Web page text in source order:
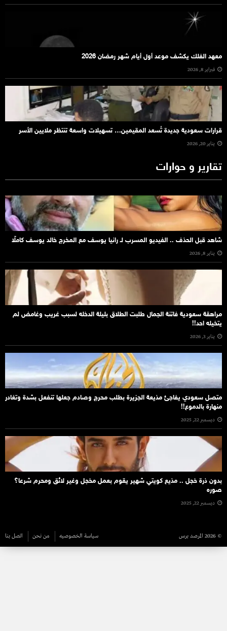
معهد الفلك يكشف موعد أول أيام شهر رمضان 2026
فبراير 8, 2026
قرارات سعودية جديدة تُسعد المقيمين… تسهيلات واسعة تنتظر ملايين الأسر
يناير 20, 2026
تقارير و حوارات
شاهد قبل الحذف .. الفيديو المسرب لـ رانيا يوسف مع المخرج خالد يوسف كاملًا
يناير 8, 2026
مراهقة سعودية فاتنة الجمال طلبت الطلاق بليلة الدخله لسبب غريب وغامض لم
يتخيله احد!!
يناير 3, 2026
متصل سعودي يفاجئ مذيعة الجزيرة بطلب محرج وصادم جعلها تنفعل بشدة وتغادر
منهارة بالدموع!!
ديسمبر 22, 2025
بدون ذرة خجل .. مذيع كويتي شهير يقوم بعمل مخجل وغير لائق ومحرم شرعا؟
صوره
ديسمبر 22, 2025
© 2026 المرصد برس سياسة الخصوصيه من نحن اتصل بنا